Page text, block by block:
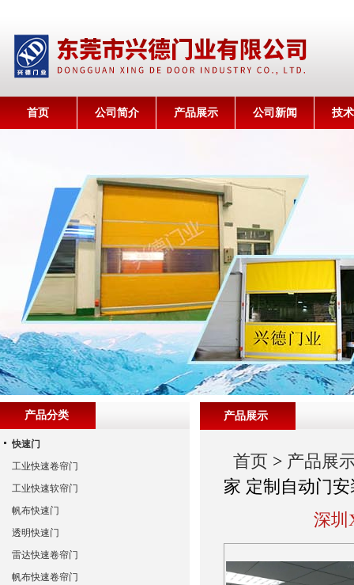
首页 公司简介 产品展示 公司新闻 技
产品展示
首页 > 产品展
家 定制自动门
深圳
产品分类
快速门
工业快速卷帘门
工业快速软帘门
帆布快速门
透明快速门
雷达快速卷帘门
帆布快速卷帘门